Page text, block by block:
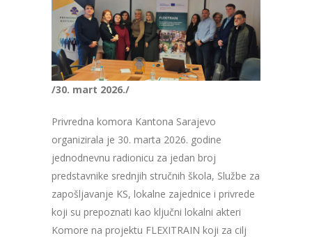
/30. mart 2026./
Privredna komora Kantona Sarajevo
organizirala je 30. marta 2026. godine
jednodnevnu radionicu za jedan broj
predstavnike srednjih stručnih škola, Službe za
zapošljavanje KS, lokalne zajednice i privrede
koji su prepoznati kao ključni lokalni akteri
Komore na projektu FLEXITRAIN koji za cilj